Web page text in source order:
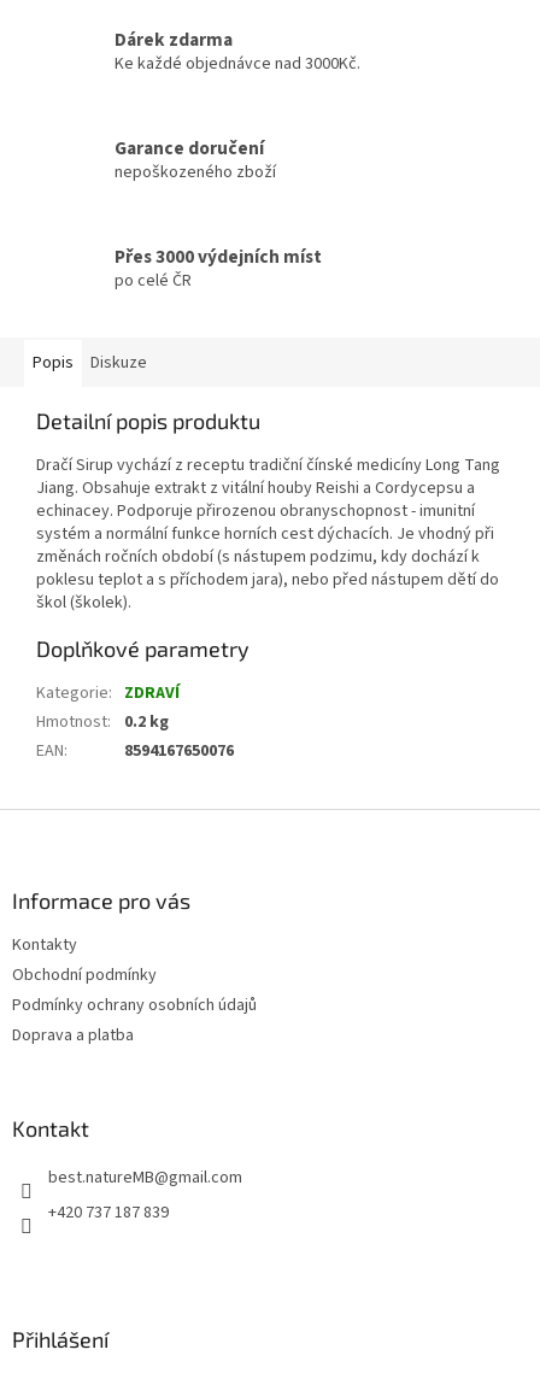
Dárek zdarma
Ke každé objednávce nad 3000Kč.
Garance doručení
nepoškozeného zboží
Přes 3000 výdejních míst
po celé ČR
Popis Diskuze
Detailní popis produktu
Dračí Sirup vychází z receptu tradiční čínské medicíny Long Tang
Jiang. Obsahuje extrakt z vitální houby Reishi a Cordycepsu a
echinacey. Podporuje přirozenou obranyschopnost - imunitní
systém a normální funkce horních cest dýchacích. Je vhodný při
změnách ročních období (s nástupem podzimu, kdy dochází k
poklesu teplot a s příchodem jara), nebo před nástupem dětí do
škol (školek).
Doplňkové parametry
Kategorie: ZDRAVÍ
Hmotnost:
0.2 kg
EAN: 8594167650076
Informace pro vás
Kontakty
Obchodní podmínky
Podmínky ochrany osobních údajů
Doprava a platba
Kontakt
best.natureMB@gmail.com
+420 737 187 839
Přihlášení